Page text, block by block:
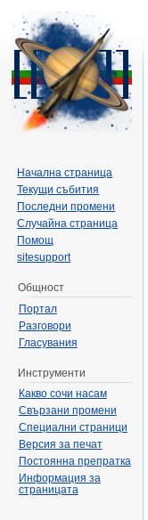
Начална страница
Текущи събития
Последни промени
Случайна страница
Помощ
sitesupport
Общност
Портал
Разговори
Гласувания
Инструменти
Какво сочи насам
Свързани промени
Специални страници
Версия за печат
Постоянна препратка
Информация за
страницата